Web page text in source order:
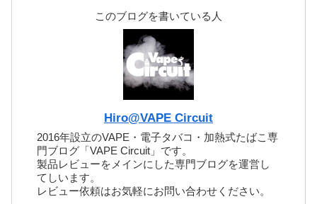
このブログを書いている人
Hiro@VAPE Circuit
2016年設立のVAPE・電子タバコ・加熱式たばこ専
門ブログ「VAPE Circuit」です。
製品レビューをメインにした専門ブログを運営し
てしいます。
レビュー依頼はお気軽にお問い合わせください。